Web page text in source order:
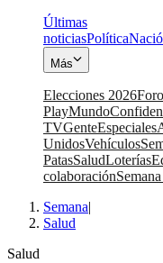
Últimas
noticiasPolítica
Más
Elecciones 2026
PlayMundo
TVGenteEspeciales
UnidosVehículos
PatasSaludLoterías
colaboración
Semana|
Salud
Salud